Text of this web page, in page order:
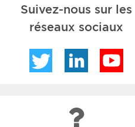
Suivez-nous sur les
réseaux sociaux
Twitter LinkedIn